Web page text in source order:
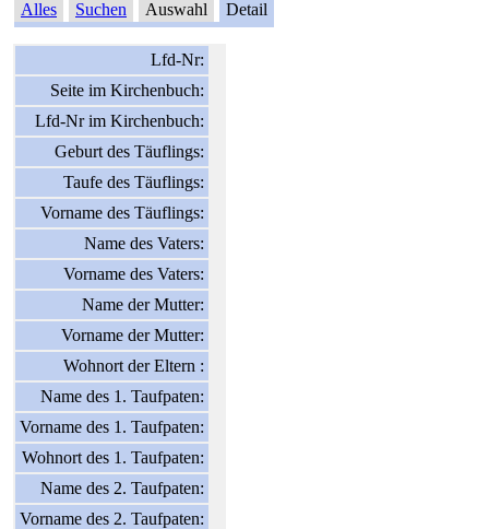
Alles Suchen Auswahl Detail
Lfd-Nr:
Seite im Kirchenbuch:
Lfd-Nr im Kirchenbuch:
Geburt des Täuflings:
Taufe des Täuflings:
Vorname des Täuflings:
Name des Vaters:
Vorname des Vaters:
Name der Mutter:
Vorname der Mutter:
Wohnort der Eltern :
Name des 1. Taufpaten:
Vorname des 1. Taufpaten:
Wohnort des 1. Taufpaten:
Name des 2. Taufpaten:
Vorname des 2. Taufpaten: